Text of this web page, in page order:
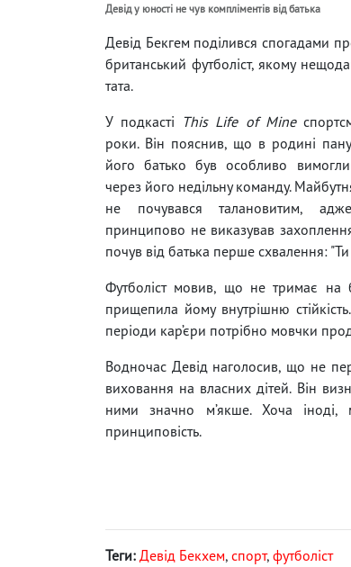
Девід у юності не чув компліментів від батька
Девід Бекгем поділився спогадами
британський футболіст, якому
тата.
У подкасті This Life of Mine
роки. Він пояснив, що в родині
його батько був особливо
через його недільну команду.
не почувався талановитим,
принципово не виказував
почув від батька перше схвалення: "Ти
Футболіст мовив, що не тримає на
прищепила йому внутрішню
періоди кар’єри потрібно мовчки
Водночас Девід наголосив, що не
виховання на власних дітей. Він
ними значно м’якше. Хоча іноді,
принциповість.
Теги: Девід Бекхем, спорт, футболіст